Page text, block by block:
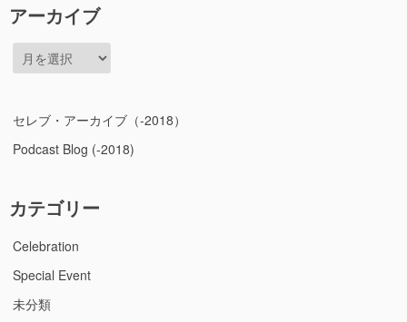
アーカイブ
ー
ブ
セレブ・アーカイブ（-2018）
Podcast Blog (-2018)
カテゴリー
Celebration
Special Event
未分類